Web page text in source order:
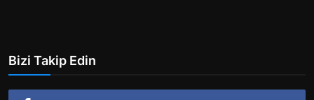
Bizi Takip Edin